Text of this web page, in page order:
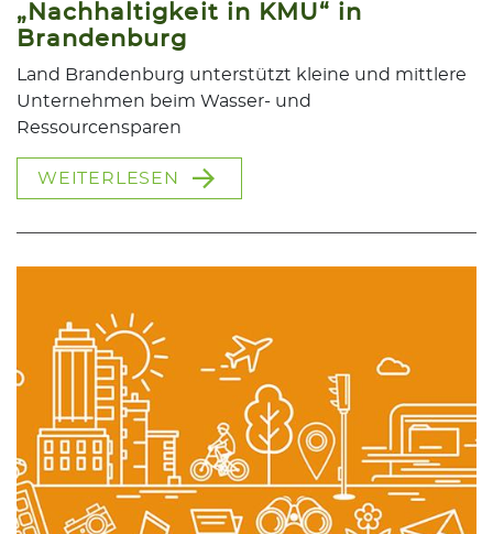
„Nachhaltigkeit in KMU“ in
Brandenburg
Land Brandenburg unterstützt kleine und mittlere
Unternehmen beim Wasser- und
Ressourcensparen
WEITERLESEN